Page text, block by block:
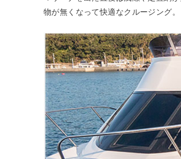
物が無くなって快適なクルージング。